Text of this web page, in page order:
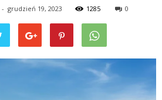
- grudzień 19, 2023 1285 0